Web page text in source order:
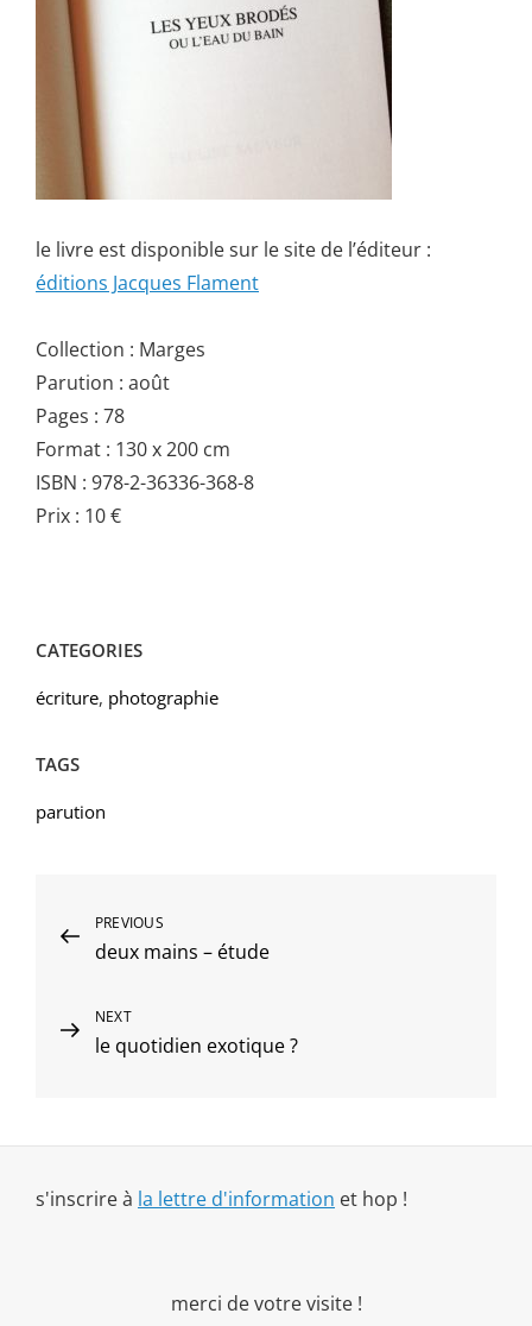
le livre est disponible sur le site de l’éditeur :
éditions Jacques Flament
Collection : Marges
Parution : août
Pages : 78
Format : 130 x 200 cm
ISBN : 978-2-36336-368-8
Prix : 10 €
CATEGORIES
écriture, photographie
TAGS
parution
Navigation
de
l’article
Previous
Post
PREVIOUS
deux mains – étude
Next
Post
NEXT
le quotidien exotique ?
s'inscrire à la lettre d'information et hop !
merci de votre visite !